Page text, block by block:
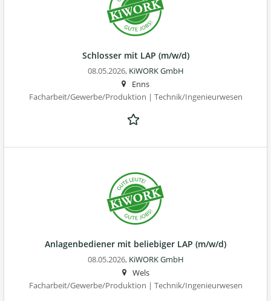
Schlosser mit LAP (m/w/d)
08.05.2026, KiWORK GmbH
Enns
Facharbeit/Gewerbe/Produktion | Technik/Ingenieurwesen
Anlagenbediener mit beliebiger LAP (m/w/d)
08.05.2026, KiWORK GmbH
Wels
Facharbeit/Gewerbe/Produktion | Technik/Ingenieurwesen